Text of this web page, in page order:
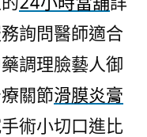
詢問醫師適合
調理臉藝人御
關節滑膜炎膏
術小切口進比